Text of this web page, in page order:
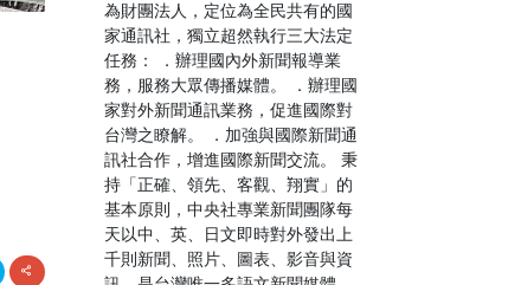
為財團法人，定位為全民共有的國
家通訊社，獨立超然執行三大法定
任務： ．辦理國內外新聞報導業
務，服務大眾傳播媒體。 ．辦理國
家對外新聞通訊業務，促進國際對
台灣之瞭解。 ．加強與國際新聞通
訊社合作，增進國際新聞交流。 秉
持「正確、領先、客觀、翔實」的
基本原則，中央社專業新聞團隊每
天以中、英、日文即時對外發出上
千則新聞、照片、圖表、影音與資